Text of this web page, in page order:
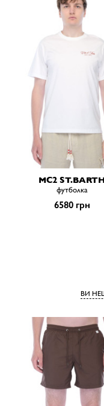
MC2
футболка
6580 грн
ВИ